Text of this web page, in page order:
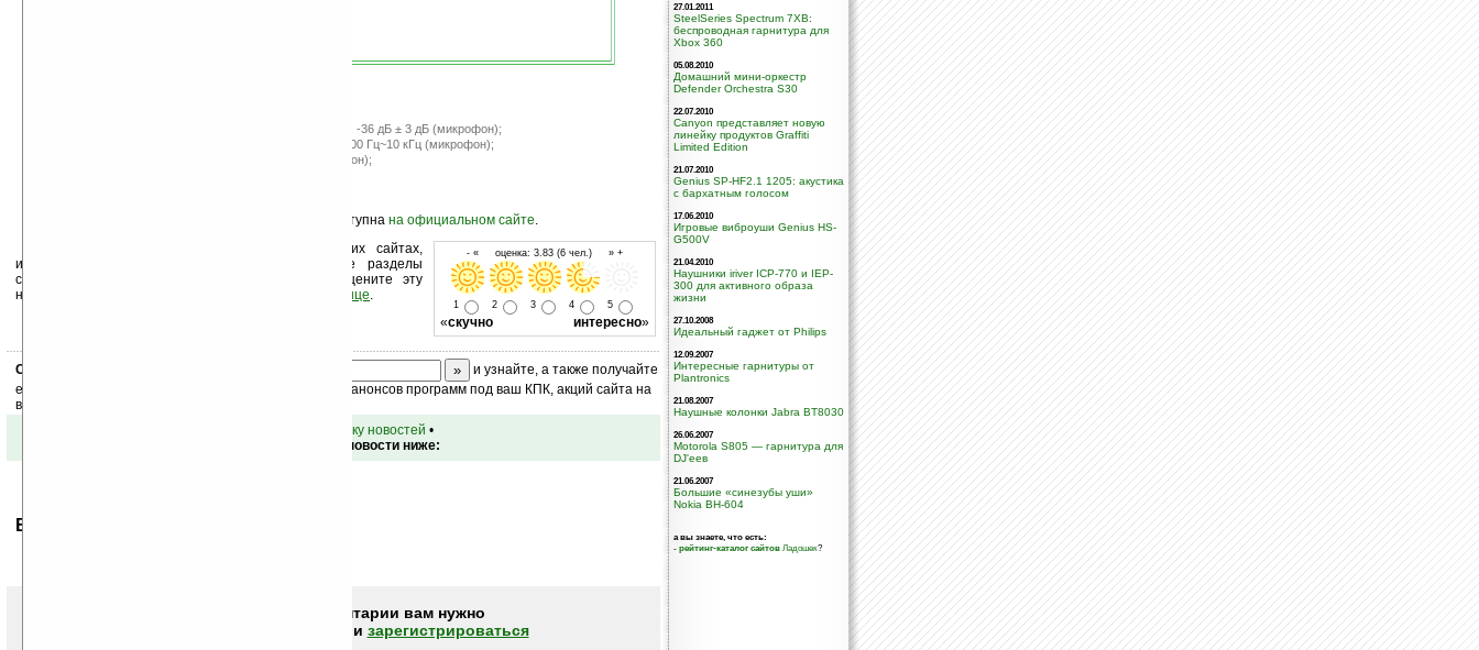
Чувствительность: 103 дБ ± 3 дБ (наушники), -36 дБ ± 3 дБ (микрофон);
Диапазон частот: 20 Гц~20 кГц (наушники), 100 Гц~10 кГц (микрофон);
Импеданс: 32 Ом (наушники), 2 Ом (микрофон);
Более подробная информация о продукте доступна на официальном сайте.
- « оценка: 3.83 (6 чел.) » +
1 2 3 4 5
«скучно интересно»
Устанавливайте линк на Ладошки на своих сайтах,
изучайте коммерческую информацию, посещайте разделы
сайта (форум, чат, новости, файлы, прочие). Оцените эту
новость и оставьте свой комментарий
ниже на странице.
Скоро
и узнайте, а также получайте
ежедневный или еженедельный дайджест новостей, анонсов программ под ваш КПК, акций сайта на
ваш почтовый ящик.
вернуться к списку новостей •
Обсуждение этой новости ниже:
Ваше мнение будет первым.
Чтобы писать комментарии вам нужно
или зарегистрироваться
27.01.2011
SteelSeries Spectrum 7XB:
беспроводная гарнитура для
Xbox 360
05.08.2010
Домашний мини-оркестр
Defender Orchestra S30
22.07.2010
Canyon представляет новую
линейку продуктов Graffiti
Limited Edition
21.07.2010
Genius SP-HF2.1 1205: акустика
с бархатным голосом
17.06.2010
Игровые виброуши Genius HS-
G500V
21.04.2010
Наушники iriver ICP-770 и IEP-
300 для активного образа
жизни
27.10.2008
Идеальный гаджет от Philips
12.09.2007
Интересные гарнитуры от
Plantronics
21.08.2007
Наушные колонки Jabra BT8030
26.06.2007
Motorola S805 — гарнитура для
DJ'еев
21.06.2007
Большие «синезубы уши»
Nokia BH-604
а вы знаете, что есть:
- рейтинг-каталог сайтов Ладошек?